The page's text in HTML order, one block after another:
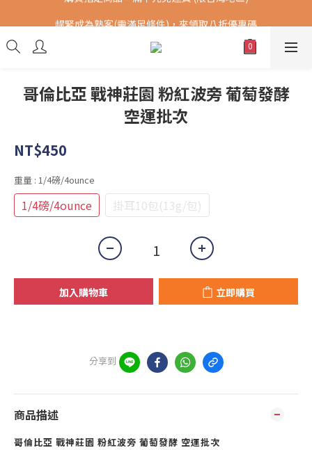
趕緊成為熟客(需滿足條件)，來領取八折優惠碼
提供港澳中地區順豐快遞 SF Express，全球DHL配送。(運費另計)
哥倫比亞 戰神莊園 粉紅波旁 葡萄發酵
空運批次
NT$450
重量 : 1/4磅/4ounce
1/4磅/4ounce 掛耳10包(13g/包)
加入購物車 立即購買
分享到
商品描述
哥倫比亞 戰神莊園 粉紅波旁 葡萄發酵 空運批次